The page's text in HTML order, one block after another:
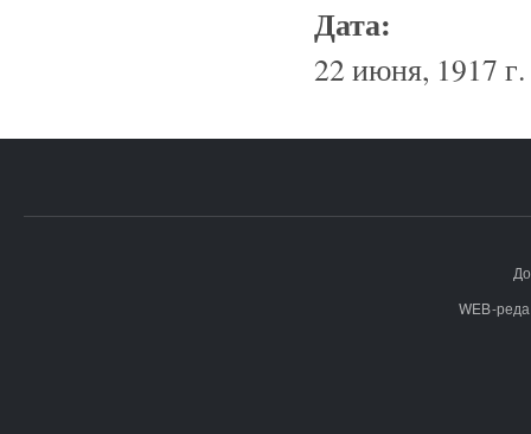
Дата:
22 июня, 1917 г.
WEB-